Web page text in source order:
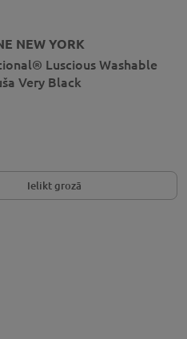
NEW YORK
Luscious Washable
Very Black
Ielikt grozā